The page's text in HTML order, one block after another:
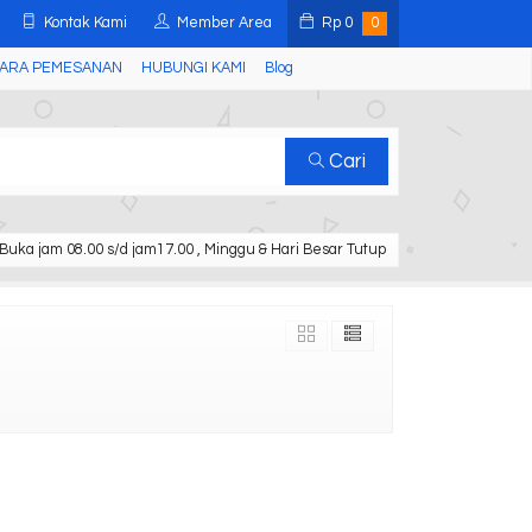
Kontak Kami Member Area Rp 0 0
PEMESANAN HUBUNGI KAMI Blog
Cari
Buka jam 08.00 s/d jam17.00 , Minggu & Hari Besar Tutup